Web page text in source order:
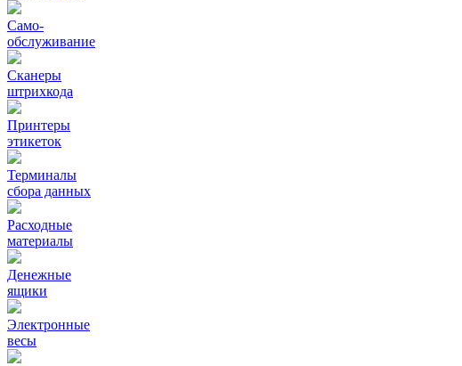
Само-
обслуживание
Сканеры
штрихкода
Принтеры
этикеток
Терминалы
сбора данных
Расходные
материалы
Денежные
ящики
Электронные
весы